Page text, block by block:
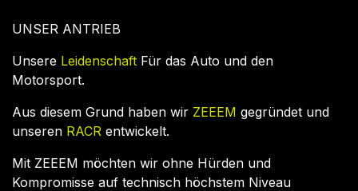
UNSER ANTRIEB
Unsere Leidenschaft Für das Auto und den
Motorsport.
Aus diesem Grund haben wir ZEEEM gegründet und
unseren RACR entwickelt.
Mit ZEEEM möchten wir ohne Hürden und
Kompromisse auf technisch höchstem Niveau